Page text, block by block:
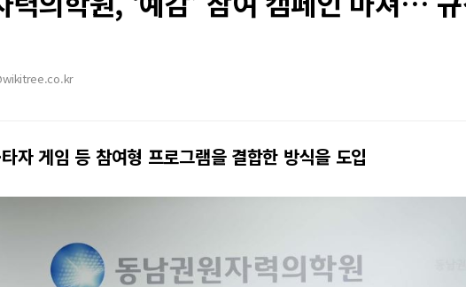
자 게임 등 참여형 프로그램을 결합한 방식을 도입